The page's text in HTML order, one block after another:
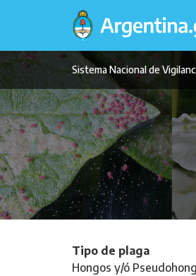
principal
Sistema Nacional de
Tipo de plaga
Hongos y/ó